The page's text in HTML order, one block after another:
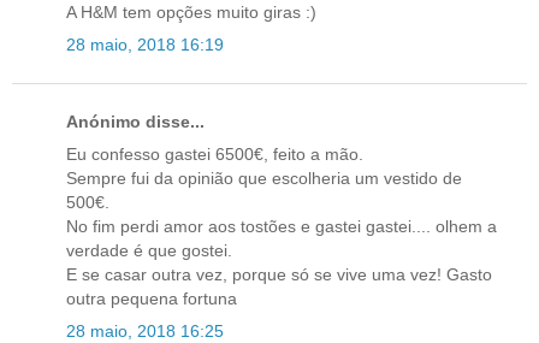
A H&M tem opções muito giras :)
28 maio, 2018 16:19
Anónimo disse...
Eu confesso gastei 6500€, feito a mão.
Sempre fui da opinião que escolheria um vestido de
500€.
No fim perdi amor aos tostões e gastei gastei.... olhem a
verdade é que gostei.
E se casar outra vez, porque só se vive uma vez! Gasto
outra pequena fortuna
28 maio, 2018 16:25